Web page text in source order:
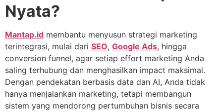
Nyata?
Mantap.id membantu menyusun strategi marketing
terintegrasi, mulai dari SEO, Google Ads, hingga
conversion funnel, agar setiap effort marketing Anda
saling terhubung dan menghasilkan impact maksimal.
Dengan pendekatan berbasis data dan AI, Anda tidak
hanya menjalankan marketing, tetapi membangun
sistem yang mendorong pertumbuhan bisnis secara